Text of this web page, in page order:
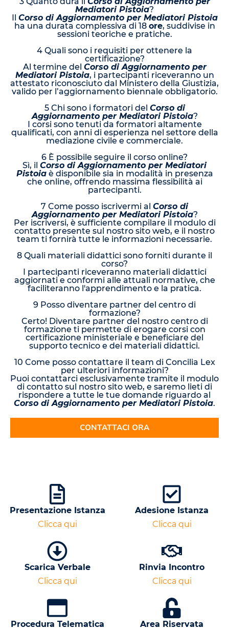
Mediatori Pistoia?
Corso di Aggiornamento per Mediatori Pistoia
ha una durata complessiva di 18 ore, suddivise in
sessioni teoriche e pratiche.
4 Quali sono i requisiti per ottenere la
certificazione?
Al termine del Corso di Aggiornamento per
Mediatori Pistoia, i partecipanti riceveranno un
attestato riconosciuto dal Ministero della Giustizia,
valido per l’aggiornamento biennale obbligatorio.
5 Chi sono i formatori del Corso di
Aggiornamento per Mediatori Pistoia?
I corsi sono tenuti da formatori altamente
qualificati, con anni di esperienza nel settore della
mediazione civile e commerciale.
6 È possibile seguire il corso online?
Sì, il Corso di Aggiornamento per Mediatori
Pistoiaè disponibile sia in modalità in presenza
che online, offrendo massima flessibilità ai
partecipanti.
7 Come posso iscrivermi al Corso di
Aggiornamento per Mediatori Pistoia?
Per iscriversi, è sufficiente compilare il modulo di
contatto presente sul nostro sito web, e il nostro
team ti fornirà tutte le informazioni necessarie.
8 Quali materiali didattici sono forniti durante il
corso?
I partecipanti riceveranno materiali didattici
aggiornati e conformi alle attuali normative, che
faciliteranno l'apprendimento e la pratica.
9 Posso diventare partner del centro di
formazione?
Certo! Diventare partner del nostro centro di
formazione ti permette di erogare corsi con
certificazione ministeriale e beneficiare del
supporto tecnico e dei materiali didattici.
10 Come posso contattare il team di Concilia Lex
per ulteriori informazioni?
Puoi contattarci esclusivamente tramite il modulo
di contatto sul nostro sito web, e saremo lieti di
rispondere a tutte le tue domande riguardo al
Corso di Aggiornamento per Mediatori Pistoia.
CONTATTACI ORA
Presentazione Istanza
Clicca qui
Adesione Istanza
Clicca qui
Scarica Verbale
Clicca qui
Rinvia Incontro
Clicca qui
Procedura Telematica
Area Riservata